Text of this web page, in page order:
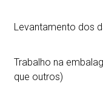
Levantamento dos
Trabalho na
que outros)